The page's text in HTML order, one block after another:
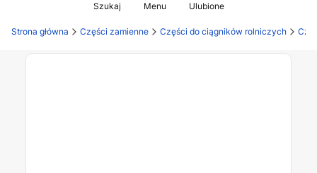
Szukaj Menu Ulubione
Strona główna Części zamienne Części do ciągników rolniczych